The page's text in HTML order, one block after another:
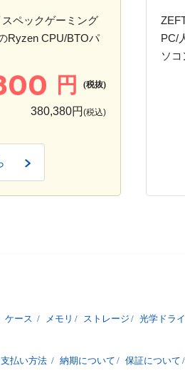
ペックゲーミング
Ryzen CPU/BTOパ
円 (税抜)
380,380円 (税込)
PC/
ソ
ケース / メモリ / ストレージ / 光学ドラ
払い方法 / 納期について / 保証について /